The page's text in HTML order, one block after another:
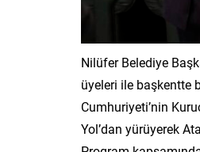
Nilüfer Belediye
üyeleri ile başkentte
Cumhuriyeti’nin
Yol’dan yürüyerek